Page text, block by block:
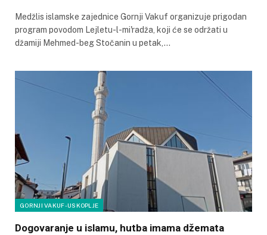
Medžlis islamske zajednice Gornji Vakuf organizuje prigodan
program povodom Lejletu-l-mi'radža, koji će se održati u
džamiji Mehmed-beg Stočanin u petak,…
GORNJI VAKUF-USKOPLJE
Dogovaranje u islamu, hutba imama džemata